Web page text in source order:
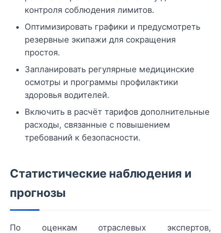
контроля соблюдения лимитов.
Оптимизировать графики и предусмотреть
резервные экипажи для сокращения
простоя.
Запланировать регулярные медицинские
осмотры и программы профилактики
здоровья водителей.
Включить в расчёт тарифов дополнительные
расходы, связанные с повышением
требований к безопасности.
Статистические наблюдения и
прогнозы
По оценкам отраслевых экспертов,